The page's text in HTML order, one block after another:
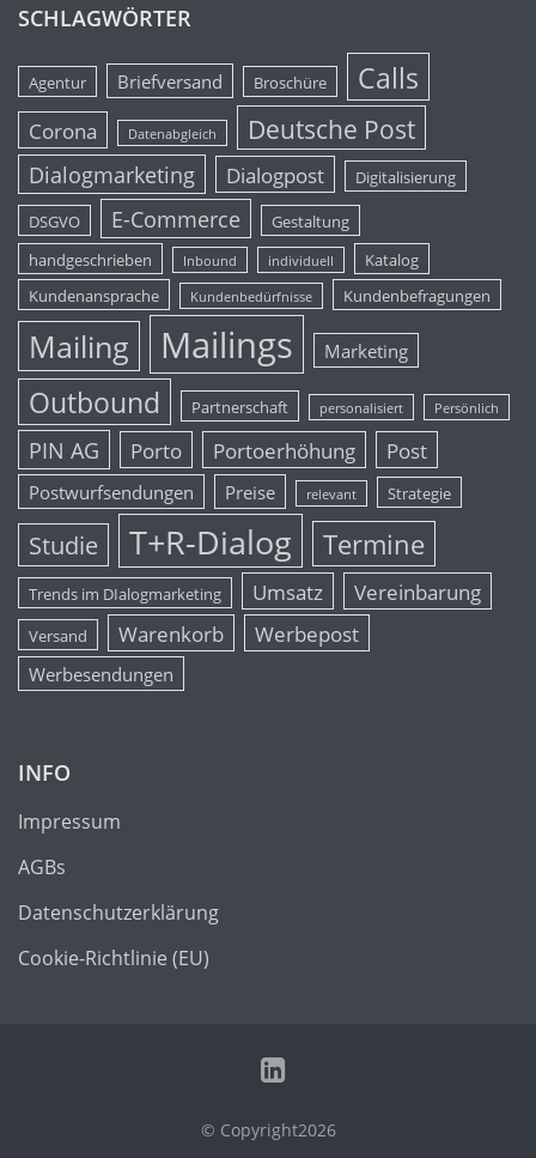
SCHLAGWÖRTER
Agentur Briefversand Broschüre Calls
Corona Datenabgleich Deutsche Post
Dialogmarketing Dialogpost Digitalisierung
DSGVO E-Commerce
Gestaltung
handgeschrieben
Inbound individuell
Katalog
Kundenansprache
Kundenbedürfnisse Kundenbefragungen
Mailing Mailings Marketing
Outbound Partnerschaft personalisiert Persönlich
PIN AG Porto Portoerhöhung Post
Postwurfsendungen Preise relevant Strategie
Studie T+R-Dialog Termine
Trends im DIalogmarketing Umsatz Vereinbarung
Versand Warenkorb Werbepost
Werbesendungen
INFO
Impressum
AGBs
Datenschutzerklärung
Cookie-Richtlinie (EU)
© Copyright2026